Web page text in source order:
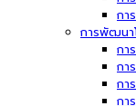
กา
การพัฒนา
กา
กา
กา
กา